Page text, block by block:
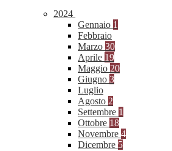
2024
Gennaio 1
Febbraio
Marzo 30
Aprile 19
Maggio 20
Giugno 3
Luglio
Agosto 2
Settembre 1
Ottobre 18
Novembre 4
Dicembre 5